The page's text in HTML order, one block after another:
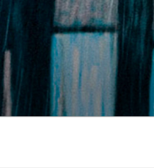
para
o
conteúdo